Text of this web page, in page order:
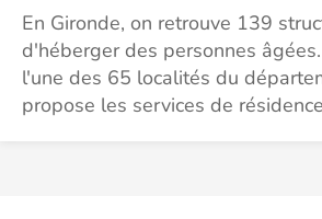
En Gironde, on retrouve 139
d'héberger des personnes
l'une des 65 localités du
propose les services de